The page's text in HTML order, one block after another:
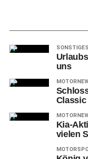
und der
den Händen
Branimir Hrgota:
und es ist eine tolle
Mannschaft, dass
Stefan Leitl ergänzt:
richtig loslegen.“
SONSTIGES
uns
Classic
Kia-
vielen